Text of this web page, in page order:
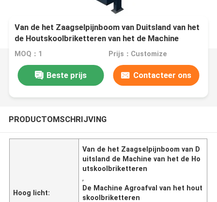
Van de het Zaagselpijnboom van Duitsland van het
de Houtskoolbriketteren van het de Machine
Agroafval het Briketterenmachine
MOQ：1 Prijs：Customize
Beste prijs Contacteer ons
PRODUCTOMSCHRIJVING
Hoog licht:
Van de het Zaagselpijnboom van D
uitsland de Machine van het de Ho
utskoolbriketteren
,
De Machine Agroafval van het hout
skoolbriketteren